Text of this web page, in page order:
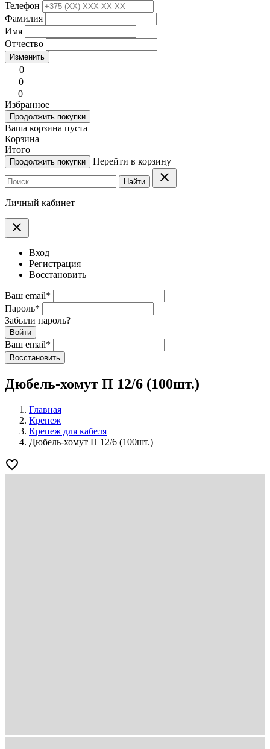
Телефон
Фамилия
Имя
Отчество
Изменить
0
0
0
Избранное
Продолжить покупки
Ваша корзина пуста
Корзина
Итого
Продолжить покупки Перейти в корзину
Найти clear
Личный кабинет
clear
Вход
Регистрация
Восстановить
Ваш email*
Пароль*
Забыли пароль?
Войти
Ваш email*
Воcстановить
Дюбель-хомут П 12/6 (100шт.)
Главная
Крепеж
Крепеж для кабеля
Дюбель-хомут П 12/6 (100шт.)
favorite_border